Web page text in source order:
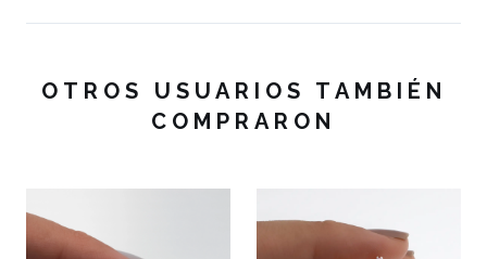
DIJE
CADENAS
OTROS USUARIOS TAMBIÉN
COMPRARON